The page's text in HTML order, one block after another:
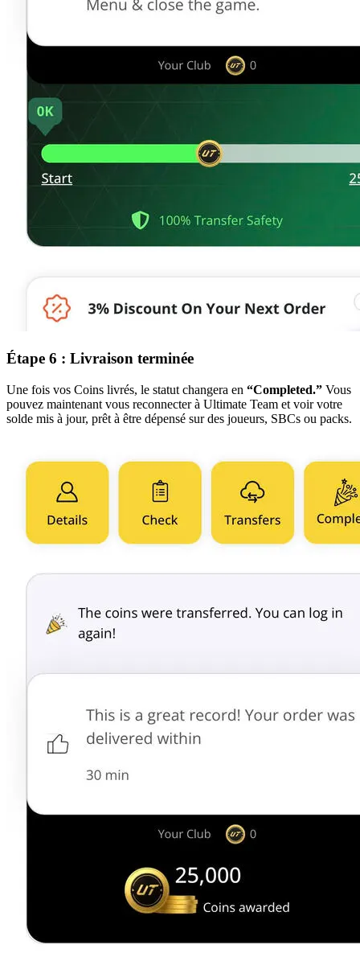
Étape 6 : Livraison terminée
Une fois vos Coins livrés, le statut changera en “Completed.” Vous
pouvez maintenant vous reconnecter à Ultimate Team et voir votre
solde mis à jour, prêt à être dépensé sur des joueurs, SBCs ou packs.